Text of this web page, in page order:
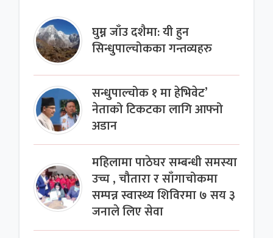
घुम्न जाँउ दशैमा: यी हुन
सिन्धुपाल्चोकका गन्तव्यहरु
सन्धुपाल्चोक १ मा हेभिवेट’
नेताको टिकटका लागि आफ्नो
अडान
महिलामा पाठेघर सम्बन्धी समस्या
उच्च , चौतारा र साँगाचोकमा
सम्पन्न स्वास्थ्य शिविरमा ७ सय ३
जनाले लिए सेवा